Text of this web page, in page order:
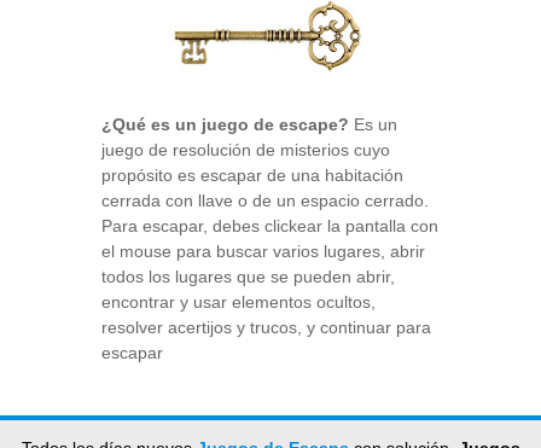
¿Qué es un juego de escape? Es un
juego de resolución de misterios cuyo
propósito es escapar de una habitación
cerrada con llave o de un espacio cerrado.
Para escapar, debes clickear la pantalla con
el mouse para buscar varios lugares, abrir
todos los lugares que se pueden abrir,
encontrar y usar elementos ocultos,
resolver acertijos y trucos, y continuar para
escapar